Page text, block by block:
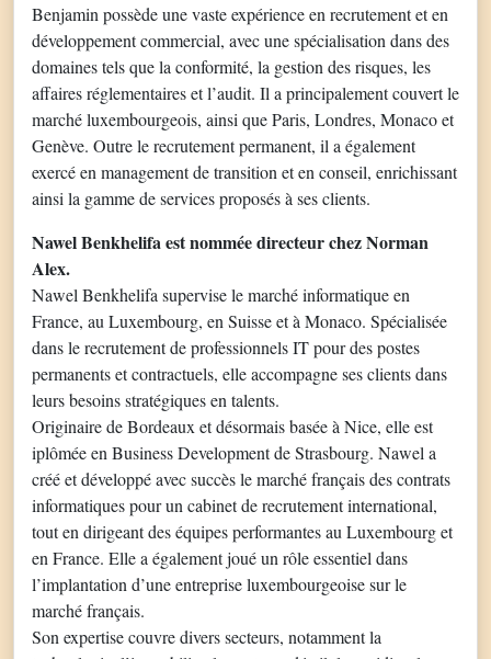
Benjamin possède une vaste expérience en recrutement et en
développement commercial, avec une spécialisation dans des
domaines tels que la conformité, la gestion des risques, les
affaires réglementaires et l’audit. Il a principalement couvert le
marché luxembourgeois, ainsi que Paris, Londres, Monaco et
Genève. Outre le recrutement permanent, il a également
exercé en management de transition et en conseil, enrichissant
ainsi la gamme de services proposés à ses clients.
Nawel Benkhelifa est nommée directeur chez Norman
Alex.
Nawel Benkhelifa supervise le marché informatique en
France, au Luxembourg, en Suisse et à Monaco. Spécialisée
dans le recrutement de professionnels IT pour des postes
permanents et contractuels, elle accompagne ses clients dans
leurs besoins stratégiques en talents.
Originaire de Bordeaux et désormais basée à Nice, elle est
iplômée en Business Development de Strasbourg. Nawel a
créé et développé avec succès le marché français des contrats
informatiques pour un cabinet de recrutement international,
tout en dirigeant des équipes performantes au Luxembourg et
en France. Elle a également joué un rôle essentiel dans
l’implantation d’une entreprise luxembourgeoise sur le
marché français.
Son expertise couvre divers secteurs, notamment la